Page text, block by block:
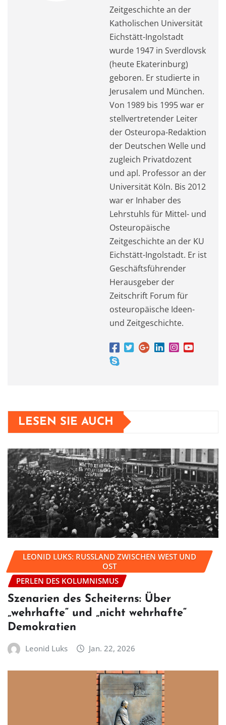
Zeitgeschichte an der
Katholischen Universität
Eichstätt-Ingolstadt
wurde 1947 in Sverdlovsk
(heute Ekaterinburg)
geboren. Er studierte in
Jerusalem und München.
Von 1989 bis 1995 war er
stellvertretender Leiter
der Osteuropa-Redaktion
der Deutschen Welle und
zugleich Privatdozent
und apl. Professor an der
Universität Köln. Bis 2012
war er Inhaber des
Lehrstuhls für Mittel- und
Osteuropäische
Zeitgeschichte an der KU
Eichstätt-Ingolstadt. Er ist
Geschäftsführender
Herausgeber der
Zeitschrift Forum für
osteuropäische Ideen-
und Zeitgeschichte.
LESEN SIE AUCH
LEONID LUKS: RUSSLAND ZWISCHEN WEST UND
OST
PERLEN DES KOLUMNISMUS
Szenarien des Scheiterns: Über
„wehrhafte“ und „nicht wehrhafte“
Demokratien
Leonid Luks Jan. 22, 2026